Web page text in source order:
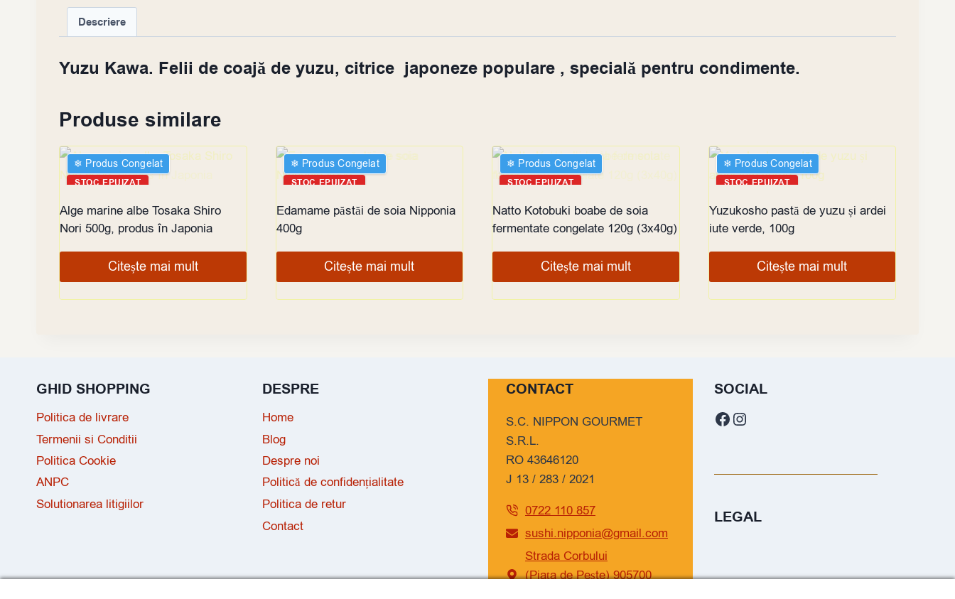
Descriere
Yuzu Kawa. Felii de coajă de yuzu, citrice japoneze populare , specială pentru condimente.
Produse similare
❄︎ Produs Congelat
STOC EPUIZAT
Alge marine albe Tosaka Shiro
Nori 500g, produs în Japonia
Citește mai mult
❄︎ Produs Congelat
STOC EPUIZAT
Edamame păstăi de soia Nipponia
400g
Citește mai mult
❄︎ Produs Congelat
STOC EPUIZAT
Natto Kotobuki boabe de soia
fermentate congelate 120g (3x40g)
Citește mai mult
❄︎ Produs Congelat
STOC EPUIZAT
Yuzukosho pastă de yuzu și ardei
iute verde, 100g
Citește mai mult
GHID SHOPPING
Politica de livrare
Termenii si Conditii
Politica Cookie
ANPC
Solutionarea litigiilor
DESPRE
Home
Blog
Despre noi
Politică de confidențialitate
Politica de retur
Contact
CONTACT
S.C. NIPPON GOURMET
S.R.L.
RO 43646120
J 13 / 283 / 2021
0722 110 857
sushi.nipponia@gmail.com
Strada Corbului
(Piața de Pește) 905700
SOCIAL
Facebook
Instagram
LEGAL